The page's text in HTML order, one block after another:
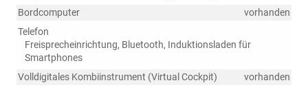
Bordcomputer
vorhanden
Telefon
Freisprecheinrichtung, Bluetooth, Induktionsladen für
Smartphones
Volldigitales Kombiinstrument (Virtual Cockpit)
vorhanden